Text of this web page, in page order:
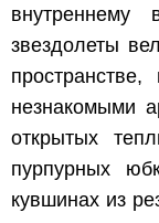
внутреннему
звездолеты
незнакомыми
открытых
пурпурных
кувшинах из